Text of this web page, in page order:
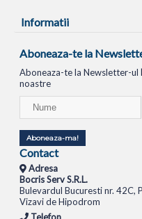
Informatii
Aboneaza-te la
Aboneaza-te la Newsletter-ul
noastre
Aboneaza-ma!
Contact
Adresa
Bocris Serv S.R.L.
Bulevardul Bucuresti nr. 42C,
Vizavi de Hipodrom